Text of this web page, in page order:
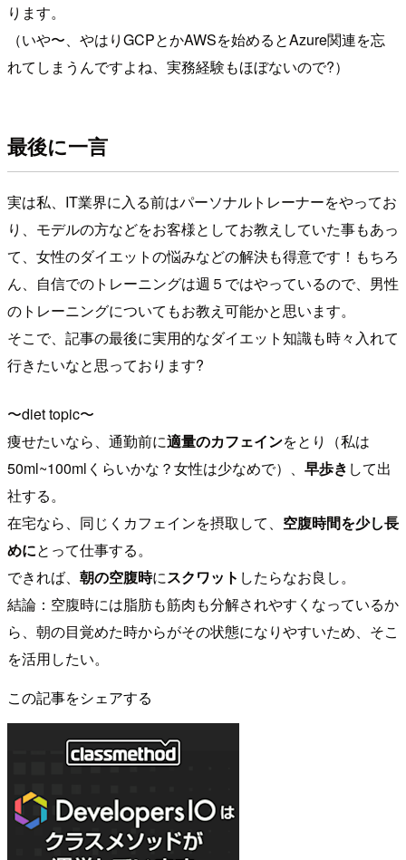
ります。
（いや〜、やはりGCPとかAWSを始めるとAzure関連を忘
れてしまうんですよね、実務経験もほぼないので?）
最後に一言
実は私、IT業界に入る前はパーソナルトレーナーをやってお
り、モデルの方などをお客様としてお教えしていた事もあっ
て、女性のダイエットの悩みなどの解決も得意です！もちろ
ん、自信でのトレーニングは週５ではやっているので、男性
のトレーニングについてもお教え可能かと思います。
そこで、記事の最後に実用的なダイエット知識も時々入れて
行きたいなと思っております?
〜diet topic〜
痩せたいなら、通勤前に適量のカフェインをとり（私は
50ml~100mlくらいかな？女性は少なめで）、 早歩き して出
社する。
在宅なら、同じくカフェインを摂取して、 空腹時間を少し長
めにとって仕事する。
できれば、 朝の空腹時にスクワット したらなお良し。
結論：空腹時には脂肪も筋肉も分解されやすくなっているか
ら、朝の目覚めた時からがその状態になりやすいため、そこ
を活用したい。
この記事をシェアする